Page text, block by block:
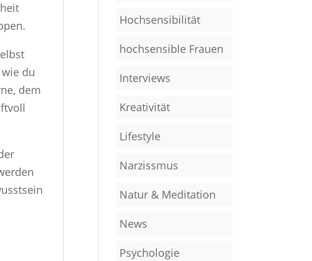
du
dem
Hochsensibilität
hochsensible Frauen
Interviews
Kreativität
Lifestyle
Narzissmus
Natur & Meditation
News
Psychologie